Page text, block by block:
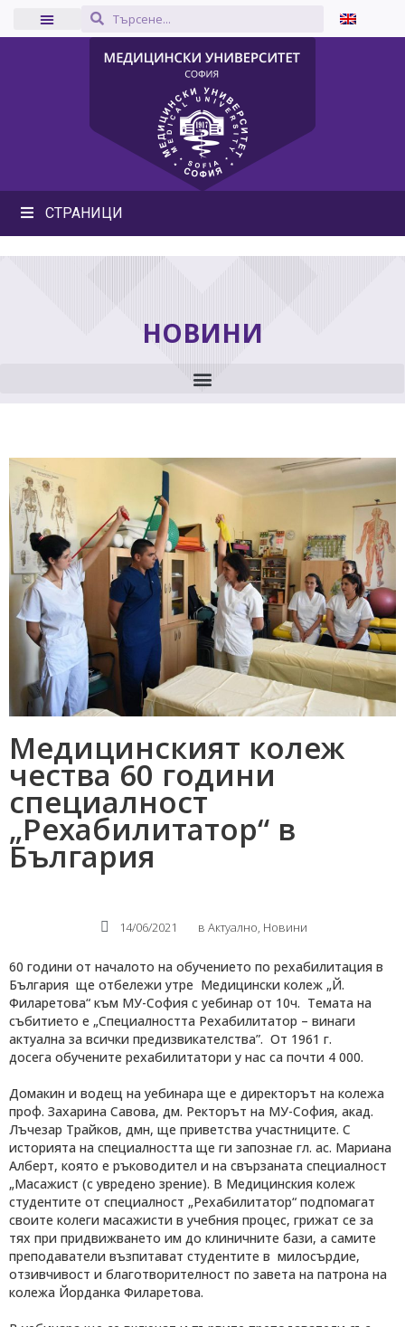
СТРАНИЦИ
НОВИНИ
Медицинският колеж
чества 60 години
специалност
„Рехабилитатор“ в
България
14/06/2021 в Актуално, Новини
60 години от началото на обучението по рехабилитация в
България ще отбележи утре Медицински колеж „Й.
Филаретова“ към МУ-София с уебинар от 10ч. Темата на
събитието е „Специалността Рехабилитатор – винаги
актуална за всички предизвикателства”. От 1961 г.
досега обучените рехабилитатори у нас са почти 4 000.
Домакин и водещ на уебинара ще е директорът на колежа
проф. Захарина Савова, дм. Ректорът на МУ-София, акад.
Лъчезар Трайков, дмн, ще приветства участниците. С
историята на специалността ще ги запознае гл. ас. Мариана
Алберт, която е ръководител и на свързаната специалност
„Масажист (с увредено зрение). В Медицинския колеж
студентите от специалност „Рехабилитатор“ подпомагат
своите колеги масажисти в учебния процес, грижат се за
тях при придвижването им до клиничните бази, а самите
преподаватели възпитават студентите в милосърдие,
отзивчивост и благотворителност по завета на патрона на
колежа Йорданка Филаретова.